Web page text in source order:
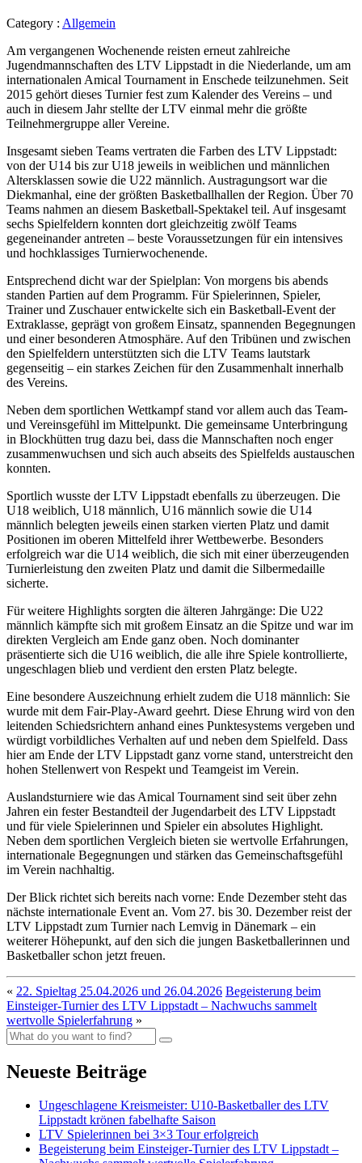
Category : Allgemein
Am vergangenen Wochenende reisten erneut zahlreiche
Jugendmannschaften des LTV Lippstadt in die Niederlande, um am
internationalen Amical Tournament in Enschede teilzunehmen. Seit
2015 gehört dieses Turnier fest zum Kalender des Vereins – und
auch in diesem Jahr stellte der LTV einmal mehr die größte
Teilnehmergruppe aller Vereine.
Insgesamt sieben Teams vertraten die Farben des LTV Lippstadt:
von der U14 bis zur U18 jeweils in weiblichen und männlichen
Altersklassen sowie die U22 männlich. Austragungsort war die
Diekmanhal, eine der größten Basketballhallen der Region. Über 70
Teams nahmen an diesem Basketball-Spektakel teil. Auf insgesamt
sechs Spielfeldern konnten dort gleichzeitig zwölf Teams
gegeneinander antreten – beste Voraussetzungen für ein intensives
und hochklassiges Turnierwochenende.
Entsprechend dicht war der Spielplan: Von morgens bis abends
standen Partien auf dem Programm. Für Spielerinnen, Spieler,
Trainer und Zuschauer entwickelte sich ein Basketball-Event der
Extraklasse, geprägt von großem Einsatz, spannenden Begegnungen
und einer besonderen Atmosphäre. Auf den Tribünen und zwischen
den Spielfeldern unterstützten sich die LTV Teams lautstark
gegenseitig – ein starkes Zeichen für den Zusammenhalt innerhalb
des Vereins.
Neben dem sportlichen Wettkampf stand vor allem auch das Team-
und Vereinsgefühl im Mittelpunkt. Die gemeinsame Unterbringung
in Blockhütten trug dazu bei, dass die Mannschaften noch enger
zusammenwuchsen und sich auch abseits des Spielfelds austauschen
konnten.
Sportlich wusste der LTV Lippstadt ebenfalls zu überzeugen. Die
U18 weiblich, U18 männlich, U16 männlich sowie die U14
männlich belegten jeweils einen starken vierten Platz und damit
Positionen im oberen Mittelfeld ihrer Wettbewerbe. Besonders
erfolgreich war die U14 weiblich, die sich mit einer überzeugenden
Turnierleistung den zweiten Platz und damit die Silbermedaille
sicherte.
Für weitere Highlights sorgten die älteren Jahrgänge: Die U22
männlich kämpfte sich mit großem Einsatz an die Spitze und war im
direkten Vergleich am Ende ganz oben. Noch dominanter
präsentierte sich die U16 weiblich, die alle ihre Spiele kontrollierte,
ungeschlagen blieb und verdient den ersten Platz belegte.
Eine besondere Auszeichnung erhielt zudem die U18 männlich: Sie
wurde mit dem Fair-Play-Award geehrt. Diese Ehrung wird von den
leitenden Schiedsrichtern anhand eines Punktesystems vergeben und
würdigt vorbildliches Verhalten auf und neben dem Spielfeld. Dass
hier am Ende der LTV Lippstadt ganz vorne stand, unterstreicht den
hohen Stellenwert von Respekt und Teamgeist im Verein.
Auslandsturniere wie das Amical Tournament sind seit über zehn
Jahren ein fester Bestandteil der Jugendarbeit des LTV Lippstadt
und für viele Spielerinnen und Spieler ein absolutes Highlight.
Neben dem sportlichen Vergleich bieten sie wertvolle Erfahrungen,
internationale Begegnungen und stärken das Gemeinschaftsgefühl
im Verein nachhaltig.
Der Blick richtet sich bereits nach vorne: Ende Dezember steht das
nächste internationale Event an. Vom 27. bis 30. Dezember reist der
LTV Lippstadt zum Turnier nach Lemvig in Dänemark – ein
weiterer Höhepunkt, auf den sich die jungen Basketballerinnen und
Basketballer schon jetzt freuen.
« 22. Spieltag 25.04.2026 und 26.04.2026 Begeisterung beim
Einsteiger-Turnier des LTV Lippstadt – Nachwuchs sammelt
wertvolle Spielerfahrung »
Neueste Beiträge
Ungeschlagene Kreismeister: U10-Basketballer des LTV
Lippstadt krönen fabelhafte Saison
LTV Spielerinnen bei 3×3 Tour erfolgreich
Begeisterung beim Einsteiger-Turnier des LTV Lippstadt –